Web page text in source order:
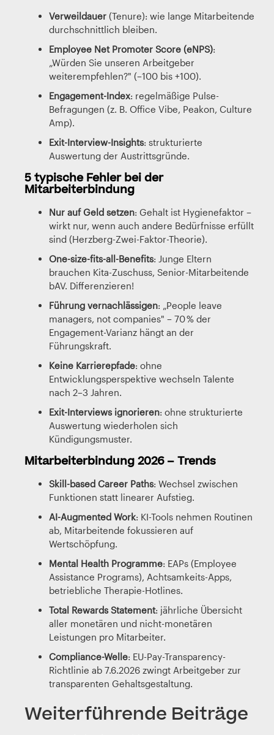
Verweildauer (Tenure): wie lange Mitarbeitende
durchschnittlich bleiben.
Employee Net Promoter Score (eNPS):
„Würden Sie unseren Arbeitgeber
weiterempfehlen?" (–100 bis +100).
Engagement-Index: regelmäßige Pulse-
Befragungen (z. B. Office Vibe, Peakon, Culture
Amp).
Exit-Interview-Insights: strukturierte
Auswertung der Austrittsgründe.
5 typische Fehler bei der
Mitarbeiterbindung
Nur auf Geld setzen: Gehalt ist Hygienefaktor –
wirkt nur, wenn auch andere Bedürfnisse erfüllt
sind (Herzberg-Zwei-Faktor-Theorie).
One-size-fits-all-Benefits: Junge Eltern
brauchen Kita-Zuschuss, Senior-Mitarbeitende
bAV. Differenzieren!
Führung vernachlässigen: „People leave
managers, not companies" – 70 % der
Engagement-Varianz hängt an der
Führungskraft.
Keine Karrierepfade: ohne
Entwicklungsperspektive wechseln Talente
nach 2–3 Jahren.
Exit-Interviews ignorieren: ohne strukturierte
Auswertung wiederholen sich
Kündigungsmuster.
Mitarbeiterbindung 2026 – Trends
Skill-based Career Paths: Wechsel zwischen
Funktionen statt linearer Aufstieg.
AI-Augmented Work: KI-Tools nehmen Routinen
ab, Mitarbeitende fokussieren auf
Wertschöpfung.
Mental Health Programme: EAPs (Employee
Assistance Programs), Achtsamkeits-Apps,
betriebliche Therapie-Hotlines.
Total Rewards Statement: jährliche Übersicht
aller monetären und nicht-monetären
Leistungen pro Mitarbeiter.
Compliance-Welle: EU-Pay-Transparency-
Richtlinie ab 7.6.2026 zwingt Arbeitgeber zur
transparenten Gehaltsgestaltung.
Weiterführende Beiträge